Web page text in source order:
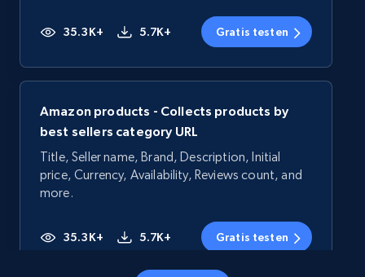
35.3K+ 5.7K+ Gratis testen
Amazon products - Collects products by
best sellers category URL
Title, Seller name, Brand, Description, Initial
price, Currency, Availability, Reviews count, and
more.
35.3K+ 5.7K+ Gratis testen